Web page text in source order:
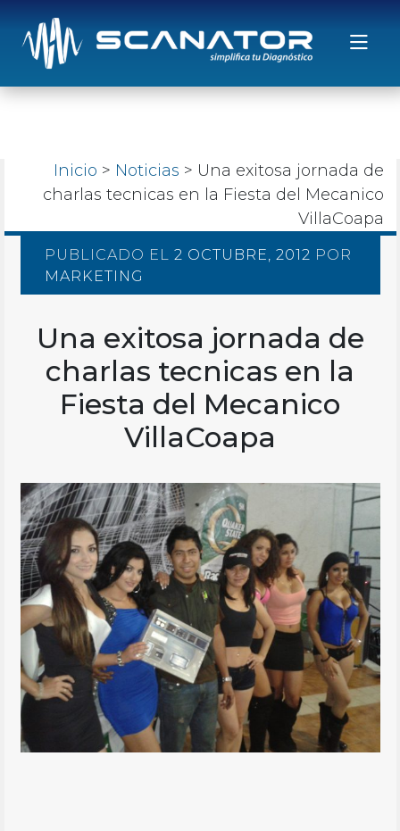
Saltar al contenido
Inicio > Noticias > Una exitosa jornada de
charlas tecnicas en la Fiesta del Mecanico
VillaCoapa
PUBLICADO EL 2 OCTUBRE, 2012 POR
MARKETING
Una exitosa jornada de
charlas tecnicas en la
Fiesta del Mecanico
VillaCoapa